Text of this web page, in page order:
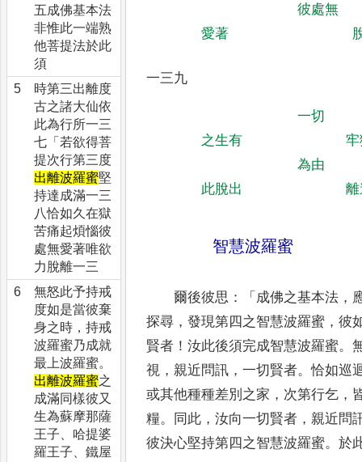
五成佛基本法
非惟此一端熟
他菩提法於此
須
5
時第三出離度
古之諸大仙依
此為行所一三
七「若欲得菩
提次行第三度
出離波羅蜜堅
持達成滿一三
八恰如久在獄
苦痛起煩惱彼
處無愛著唯欲
力脫離一三
6
無怒此予持戒
度如是當彼棄
身之時，持戒
波羅蜜乃成就
最上波羅蜜。
出離波羅蜜之
成滿同樣彼又
生為蘇摩那薩
王子、哈提婆
羅王子、鐵屋
彼處無
愛著
一三九
一切
之生有
為由
此脫出
智慧波羅蜜
爾後彼思 ：「 成佛之基本法 ，
探尋 ，發現第四之智慧波羅蜜 ，彼
賢者 ！汝此後須完成智慧波羅蜜。
視 ，親近問訊 ，一切賢者。恰如巡
或其他種種差別之家 ， 次第行乞 ，
糧。 同此 ，汝向一切賢者 ，親近問
彼決心堅持第四之智慧波羅蜜。於